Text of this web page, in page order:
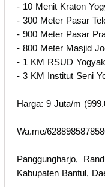
- 10 Menit Kraton
- 300 Meter Pasar
- 900 Meter Pasar
- 800 Meter Masjid
- 1 KM RSUD
- 3 KM Institut Seni
Harga: 9 Juta/m
Wa.me/
Panggungharjo,
Kabupaten Bantul,